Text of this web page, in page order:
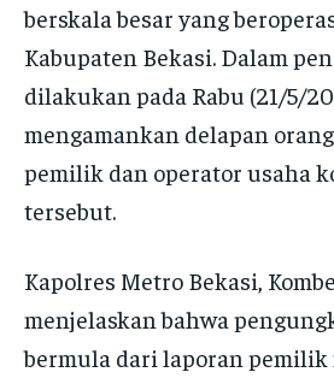
berskala besar yang
Kabupaten Bekasi. Dalam
dilakukan pada Rabu (21/5/
mengamankan delapan
pemilik dan operator usaha
tersebut.
Kapolres Metro Bekasi,
menjelaskan bahwa
bermula dari laporan pemilik